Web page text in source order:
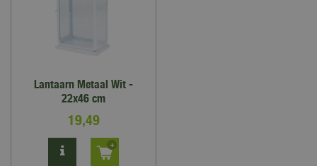
Lantaarn Metaal Wit -
22x46 cm
19,49